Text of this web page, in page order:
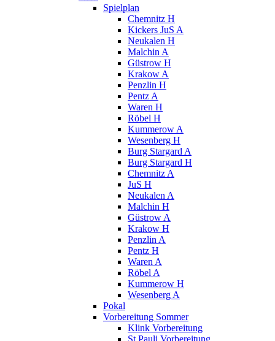
Spielplan
Chemnitz H
Kickers JuS A
Neukalen H
Malchin A
Güstrow H
Krakow A
Penzlin H
Pentz A
Waren H
Röbel H
Kummerow A
Wesenberg H
Burg Stargard A
Burg Stargard H
Chemnitz A
JuS H
Neukalen A
Malchin H
Güstrow A
Krakow H
Penzlin A
Pentz H
Waren A
Röbel A
Kummerow H
Wesenberg A
Pokal
Vorbereitung Sommer
Klink Vorbereitung